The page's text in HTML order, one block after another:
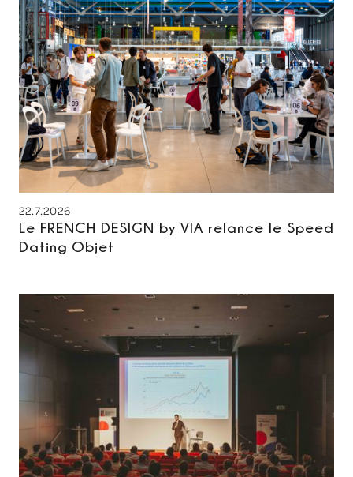
22.7.2026
Le FRENCH DESIGN by VIA relance le Speed
Dating Objet